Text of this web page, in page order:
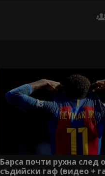
Барса почти рухна след
съдийски гаф (видео +